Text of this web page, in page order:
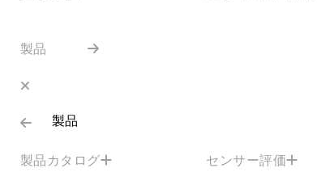
製品
製品
製品カタログ センサー評価